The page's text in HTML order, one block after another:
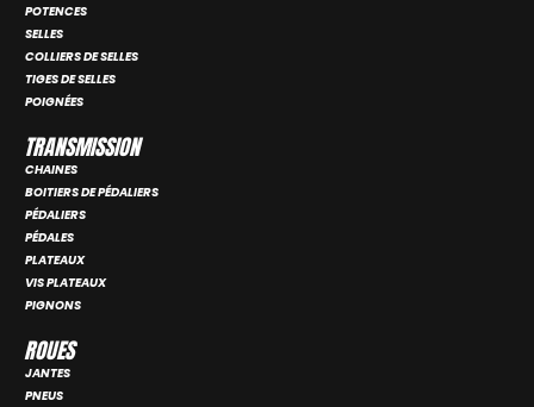
POTENCES
SELLES
COLLIERS DE SELLES
TIGES DE SELLES
POIGNÉES
TRANSMISSION
CHAINES
BOITIERS DE PÉDALIERS
PÉDALIERS
PÉDALES
PLATEAUX
VIS PLATEAUX
PIGNONS
ROUES
JANTES
PNEUS